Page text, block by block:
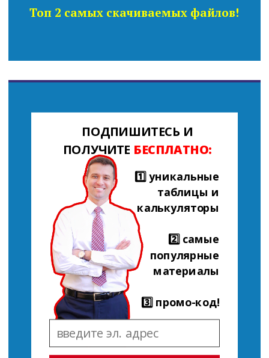
Топ 2 самых скачиваемых файлов!
ПОДПИШИТЕСЬ И
ПОЛУЧИТЕ БЕСПЛАТНО:
1️⃣ уникальные
таблицы и
калькуляторы
2️⃣ самые
популярные
материалы
3️⃣ промо-код!